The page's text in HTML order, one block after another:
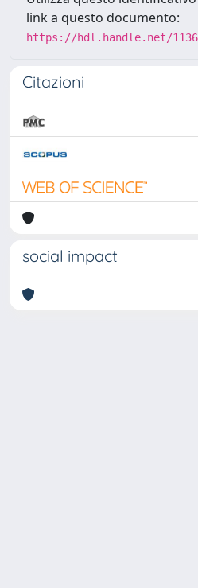
link a questo documento:
https://hdl.handle.net/
Citazioni
social impact